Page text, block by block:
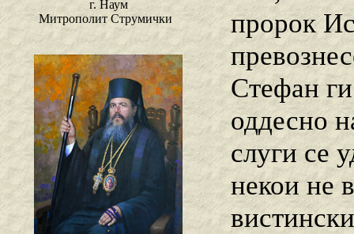
г. Наум
Митрополит Струмички
пророк
Стефан
оддесно
слуги се
некои не